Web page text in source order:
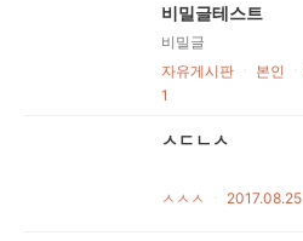
비밀글테스트
비밀글
자유게시판
본인
1
ㅅㄷㄴㅅ
ㅅㅅㅅ 2017.08.25